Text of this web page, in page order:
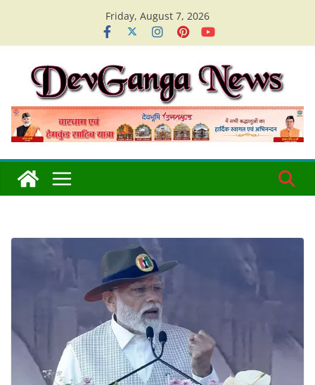
content
Friday, August 7, 2026